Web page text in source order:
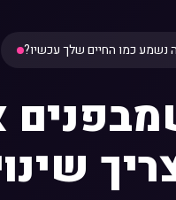
נשמע כמו החיים שלך עכשיו?